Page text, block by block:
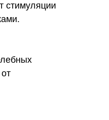
стимуляции